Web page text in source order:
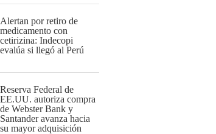
Alertan por retiro de
medicamento con
cetirizina: Indecopi
evalúa si llegó al Perú
Reserva Federal de
EE.UU. autoriza compra
de Webster Bank y
Santander avanza hacia
su mayor adquisición